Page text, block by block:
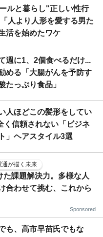
ルと暮らし"正しい性行
人より人形を愛する男た
活を始めたワケ
週に1、2個食べるだけ...
める「大腸がんを予防す
たっぷり食品」
人ほどこの髪形をしてい
く信頼されない「ビジネ
」ヘアスタイル3選
が描く未来
た課題解決力。多様な人
合わせて挑む、これから
Sponsored
も、高市早苗氏でもな